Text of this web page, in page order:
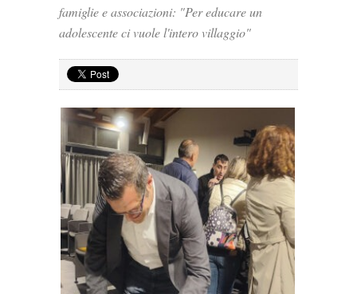
famiglie e associazioni: "Per educare un
adolescente ci vuole l'intero villaggio"